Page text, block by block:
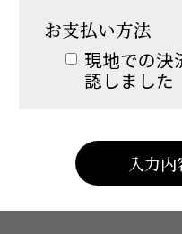
お支払い方法
現地での決
認しました